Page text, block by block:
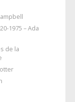
1975 – Ada
de la